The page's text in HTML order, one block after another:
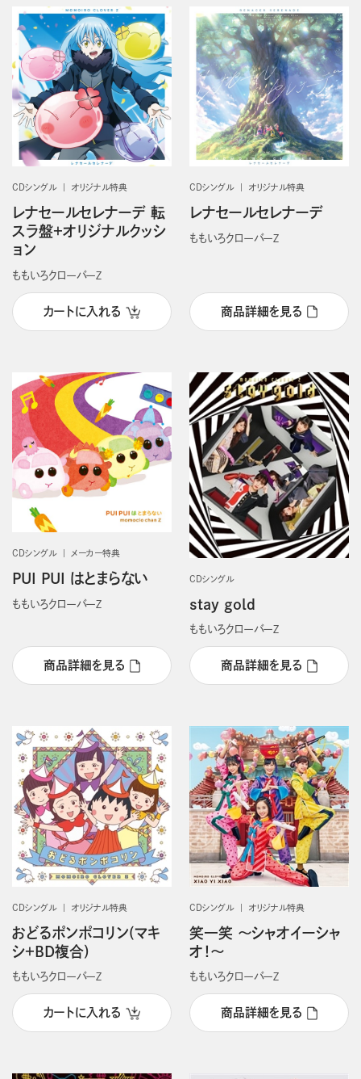
CDシングル オリジナル特典
レナセールセレナーデ 転
スラ盤＋オリジナルクッシ
ョン
ももいろクローバーＺ
カートに入れる
CDシングル オリジナル特典
レナセールセレナーデ
ももいろクローバーＺ
商品詳細を見る
CDシングル メーカー特典
PUI PUI はとまらない
ももいろクローバーＺ
商品詳細を見る
CDシングル
stay gold
ももいろクローバーＺ
商品詳細を見る
CDシングル オリジナル特典
おどるポンポコリン(マキ
シ＋BD複合)
ももいろクローバーＺ
カートに入れる
CDシングル オリジナル特典
笑一笑 ～シャオイーシャ
オ！～
ももいろクローバーＺ
商品詳細を見る